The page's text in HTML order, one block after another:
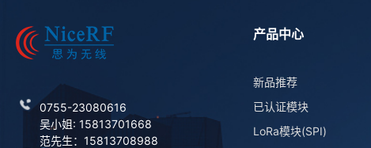
0755-23080616
吴小姐: 15813701668
范先生：15813708988
产品中心
新品推荐
已认证模块
LoRa模块(SPI)